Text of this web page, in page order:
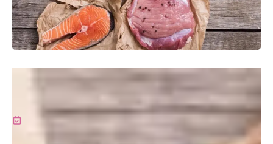
Desde las carnes blancas y rojas hasta las legumbres y los
frutos secos, descubre cómo puedes incluir más proteínas
en tu dieta.